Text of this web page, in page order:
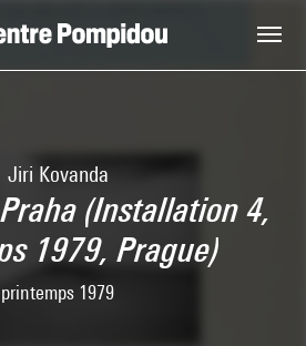
Jiri Kovanda
(Installation 4,
1979, Prague)
printemps 1979